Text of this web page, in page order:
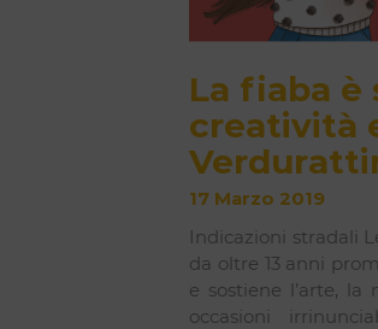
La fiaba è
creatività
17 Marzo 2019
Indicazioni stradali
da oltre 13 anni
e sostiene l’arte, la
occasioni